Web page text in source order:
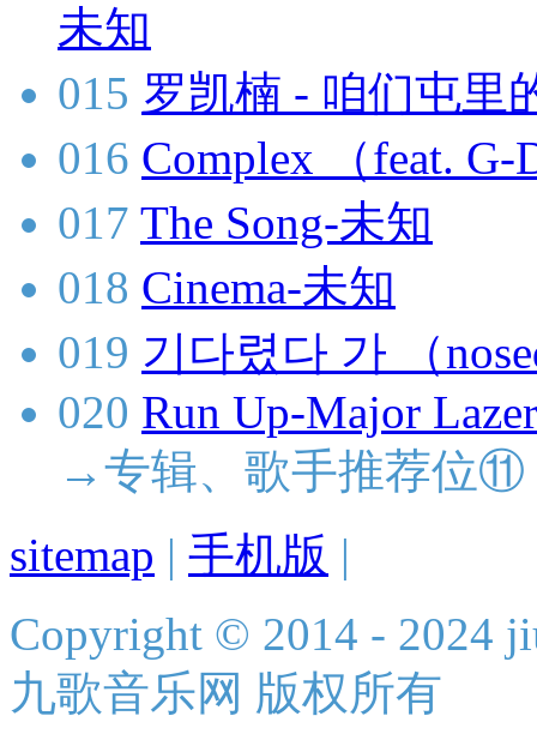
未知
015 罗凯楠 - 咱们屯里
016 Complex （feat.
017 The Song-未知
018 Cinema-未知
019 기다렸다 가 （
020 Run Up-Major
→专辑、歌手推荐位⑪
sitemap | 手机版 |
Copyright © 2014 - 2024
九歌音乐网 版权所有